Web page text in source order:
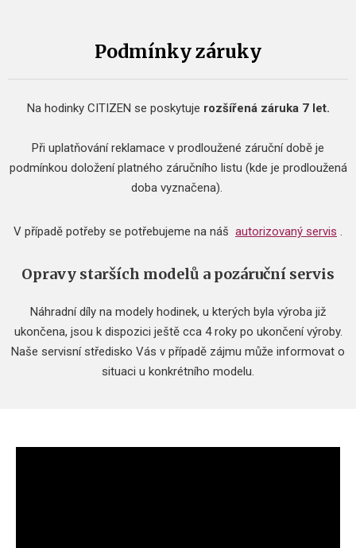
Podmínky záruky
Na hodinky CITIZEN se poskytuje rozšířená záruka 7 let.
Při uplatňování reklamace v prodloužené záruční době je
podmínkou doložení platného záručního listu (kde je prodloužená
doba vyznačena).
V případě potřeby se potřebujeme na náš autorizovaný servis .
Opravy starších modelů a pozáruční servis
Náhradní díly na modely hodinek, u kterých byla výroba již
ukončena, jsou k dispozici ještě cca 4 roky po ukončení výroby.
Naše servisní středisko Vás v případě zájmu může informovat o
situaci u konkrétního modelu.